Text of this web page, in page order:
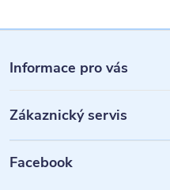
á
p
a
Informace pro vás
Zákaznický servis
Facebook